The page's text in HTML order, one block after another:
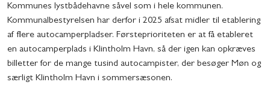
Kommunes lystbådehavne såvel som i hele kommunen.
Kommunalbestyrelsen har derfor i 2025 afsat midler til etablering
af flere autocamperpladser. Førsteprioriteten er at få etableret
en autocamperplads i Klintholm Havn, så der igen kan opkræves
billetter for de mange tusind autocampister, der besøger Møn og
særligt Klintholm Havn i sommersæsonen.